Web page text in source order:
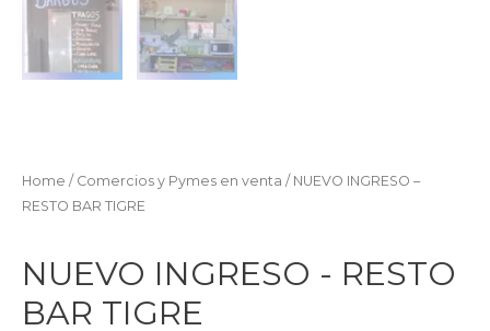
Home / Comercios y Pymes en venta / NUEVO INGRESO –
RESTO BAR TIGRE
NUEVO INGRESO - RESTO
BAR TIGRE